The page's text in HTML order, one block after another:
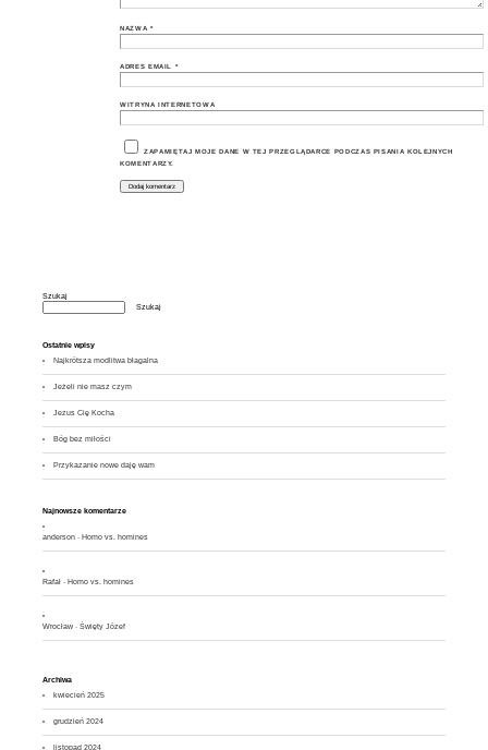
NAZWA *
ADRES EMAIL *
WITRYNA INTERNETOWA
ZAPAMIĘTAJ MOJE DANE W TEJ PRZEGLĄDARCE PODCZAS PISANIA KOLEJNYCH
KOMENTARZY.
Szukaj
Szukaj
Ostatnie wpisy
Najkrótsza modlitwa błagalna
Jeżeli nie masz czym
Jezus Cię Kocha
Bóg bez miłości
Przykazanie nowe daję wam
Najnowsze komentarze
anderson -Homo vs. homines
Rafał -Homo vs. homines
Wrocław -Święty Józef
Archiwa
kwiecień 2025
grudzień 2024
listopad 2024